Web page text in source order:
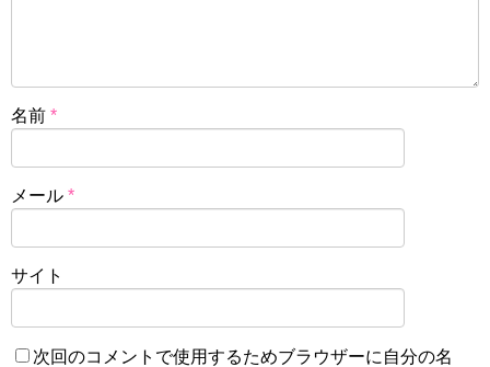
名前 *
メール *
サイト
次回のコメントで使用するためブラウザーに自分の名